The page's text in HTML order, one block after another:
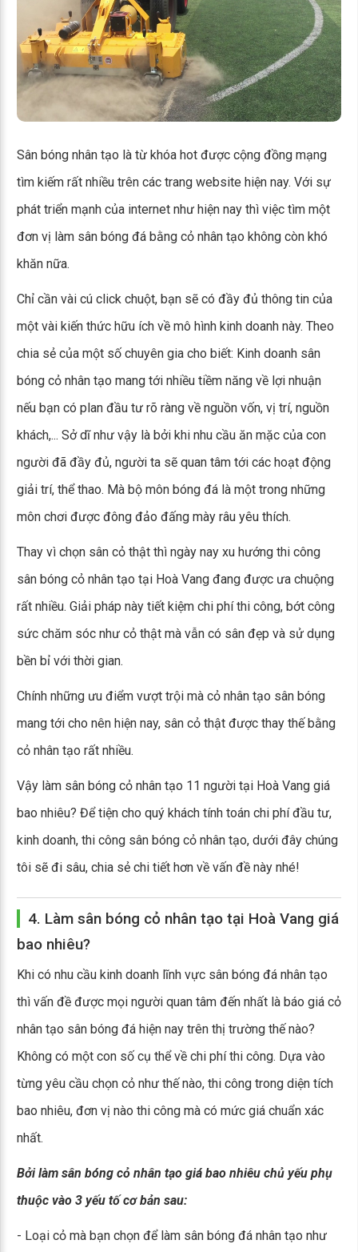
Sân bóng nhân tạo là từ khóa hot được cộng đồng mạng
tìm kiếm rất nhiều trên các trang website hiện nay. Với sự
phát triển mạnh của internet như hiện nay thì việc tìm một
đơn vị làm sân bóng đá bằng cỏ nhân tạo không còn khó
khăn nữa.
Chỉ cần vài cú click chuột, bạn sẽ có đầy đủ thông tin của
một vài kiến thức hữu ích về mô hình kinh doanh này. Theo
chia sẻ của một số chuyên gia cho biết: Kinh doanh sân
bóng cỏ nhân tạo mang tới nhiều tiềm năng về lợi nhuận
nếu bạn có plan đầu tư rõ ràng về nguồn vốn, vị trí, nguồn
khách,... Sở dĩ như vậy là bởi khi nhu cầu ăn mặc của con
người đã đầy đủ, người ta sẽ quan tâm tới các hoạt động
giải trí, thể thao. Mà bộ môn bóng đá là một trong những
môn chơi được đông đảo đấng mày râu yêu thích.
Thay vì chọn sân cỏ thật thì ngày nay xu hướng thi công
sân bóng cỏ nhân tạo tại Hoà Vang đang được ưa chuộng
rất nhiều. Giải pháp này tiết kiệm chi phí thi công, bớt công
sức chăm sóc như cỏ thật mà vẫn có sân đẹp và sử dụng
bền bỉ với thời gian.
Chính những ưu điểm vượt trội mà cỏ nhân tạo sân bóng
mang tới cho nên hiện nay, sân cỏ thật được thay thế bằng
cỏ nhân tạo rất nhiều.
Vậy làm sân bóng cỏ nhân tạo 11 người tại Hoà Vang giá
bao nhiêu? Để tiện cho quý khách tính toán chi phí đầu tư,
kinh doanh, thi công sân bóng cỏ nhân tạo, dưới đây chúng
tôi sẽ đi sâu, chia sẻ chi tiết hơn về vấn đề này nhé!
4. Làm sân bóng cỏ nhân tạo tại Hoà Vang giá
bao nhiêu?
Khi có nhu cầu kinh doanh lĩnh vực sân bóng đá nhân tạo
thì vấn đề được mọi người quan tâm đến nhất là báo giá cỏ
nhân tạo sân bóng đá hiện nay trên thị trường thế nào?
Không có một con số cụ thể về chi phí thi công. Dựa vào
từng yêu cầu chọn cỏ như thế nào, thi công trong diện tích
bao nhiêu, đơn vị nào thi công mà có mức giá chuẩn xác
nhất.
Bởi làm sân bóng cỏ nhân tạo giá bao nhiêu chủ yếu phụ
thuộc vào 3 yếu tố cơ bản sau:
- Loại cỏ mà bạn chọn để làm sân bóng đá nhân tạo như